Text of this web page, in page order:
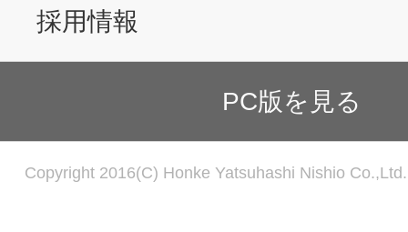
採用情報
PC版を見る
Copyright 2016(C) Honke Yatsuhashi Nishio